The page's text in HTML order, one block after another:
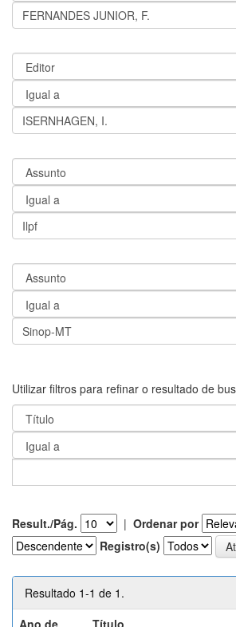
Utilizar filtros para refinar o resultado de
Result./Pág. | Ordenar por
Registro(s)
Resultado 1-1 de 1.
Ano de
Título